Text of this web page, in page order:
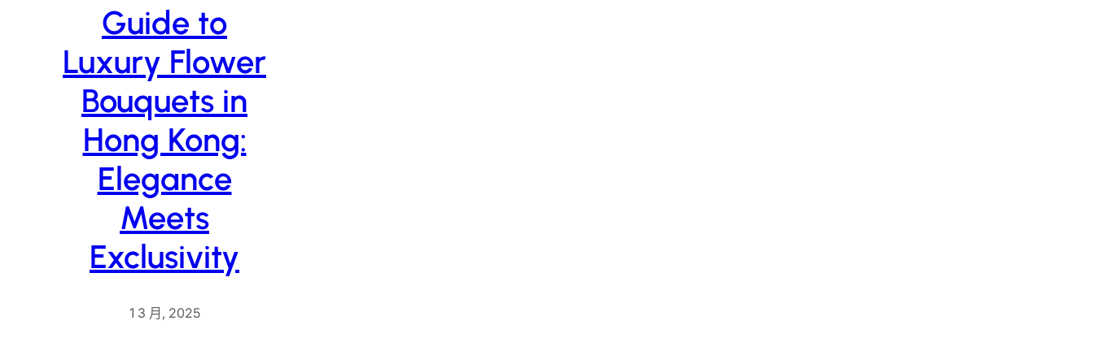
Guide to
Luxury Flower
Bouquets in
Hong Kong:
Elegance
Meets
Exclusivity
1 3 月, 2025